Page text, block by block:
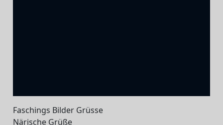
Faschings Bilder Grüsse
Närische Grüße